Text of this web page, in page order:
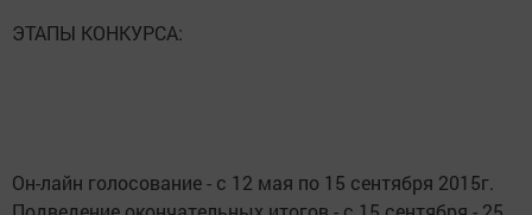
ЭТАПЫ КОНКУРСА:
Он-лайн голосование - с 12 мая по 15 сентября 2015г.